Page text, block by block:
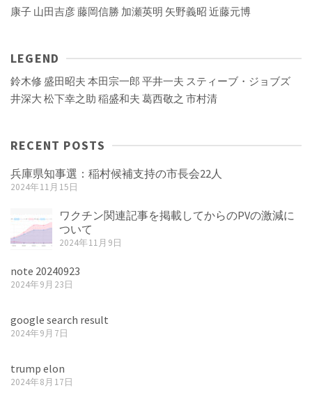
康子 山田吉彦藤岡信勝 加瀬英明 矢野義昭 近藤元博
LEGEND
鈴木修 盛田昭夫 本田宗一郎 平井一夫 スティーブ・ジョブズ
井深大 松下幸之助 稲盛和夫 葛西敬之 市村清
RECENT POSTS
兵庫県知事選：稲村候補支持の市長会22人
2024年11月15日
ワクチン関連記事を掲載してからのPVの激減に
ついて
2024年11月9日
note 20240923
2024年9月23日
google search result
2024年9月7日
trump elon
2024年8月17日